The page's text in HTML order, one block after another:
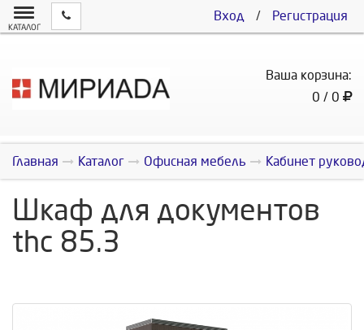
Вход / Регистрация
КАТАЛОГ
Ваша корзина:
0 / 0
Главная Каталог Офисная мебель Кабинет
Шкаф для документов
thc 85.3